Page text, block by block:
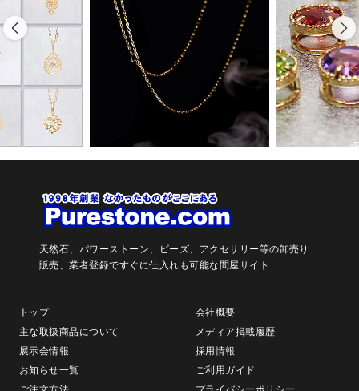
天然石、パワーストーン、ビーズ、アクセサリー等の卸売り
販売、業者登録ですぐに仕入れも可能な問屋サイト
トップ
会社概要
主な取扱商品について
メディア掲載履歴
展示会情報
採用情報
お知らせ一覧
ご利用ガイド